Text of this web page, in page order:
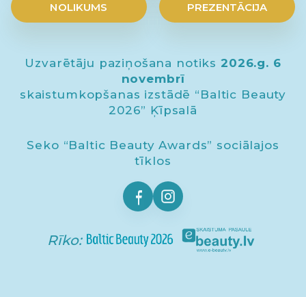
NOLIKUMS PREZENTĀCIJA
Uzvarētāju paziņošana notiks 2026.g. 6
novembrī
skaistumkopšanas izstādē “Baltic Beauty
2026” Ķīpsalā
Seko “Baltic Beauty Awards” sociālajos
tīklos
Rīko: